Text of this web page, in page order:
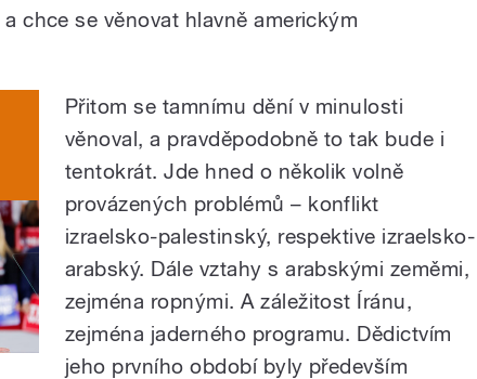
chce se věnovat hlavně americkým
Přitom se tamnímu dění v minulosti
věnoval, a pravděpodobně to tak bude i
tentokrát. Jde hned o několik volně
provázených problémů – konflikt
izraelsko-palestinský, respektive izraelsko-
arabský. Dále vztahy s arabskými zeměmi,
zejména ropnými. A záležitost Íránu,
zejména jaderného programu. Dědictvím
jeho prvního období byly především